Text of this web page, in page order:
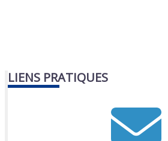
LIENS PRATIQUES